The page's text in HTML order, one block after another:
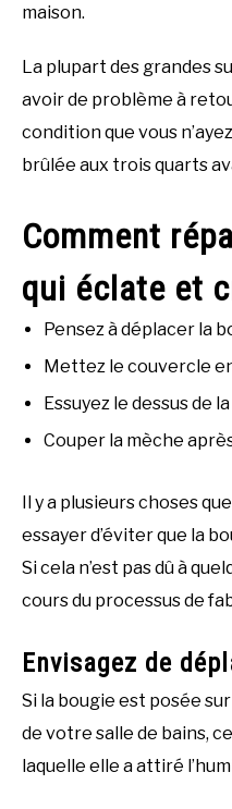
maison.
La plupart des grandes
avoir de problème à
condition que vous
brûlée aux trois quarts
Comment
qui éclate et
Pensez à déplacer la
Mettez le couvercle
Essuyez le dessus de
Couper la mèche
Il y a plusieurs choses
essayer d’éviter que la
Si cela n’est pas dû à
cours du processus de
Envisagez de
Si la bougie est posée
de votre salle de bains,
laquelle elle a attiré